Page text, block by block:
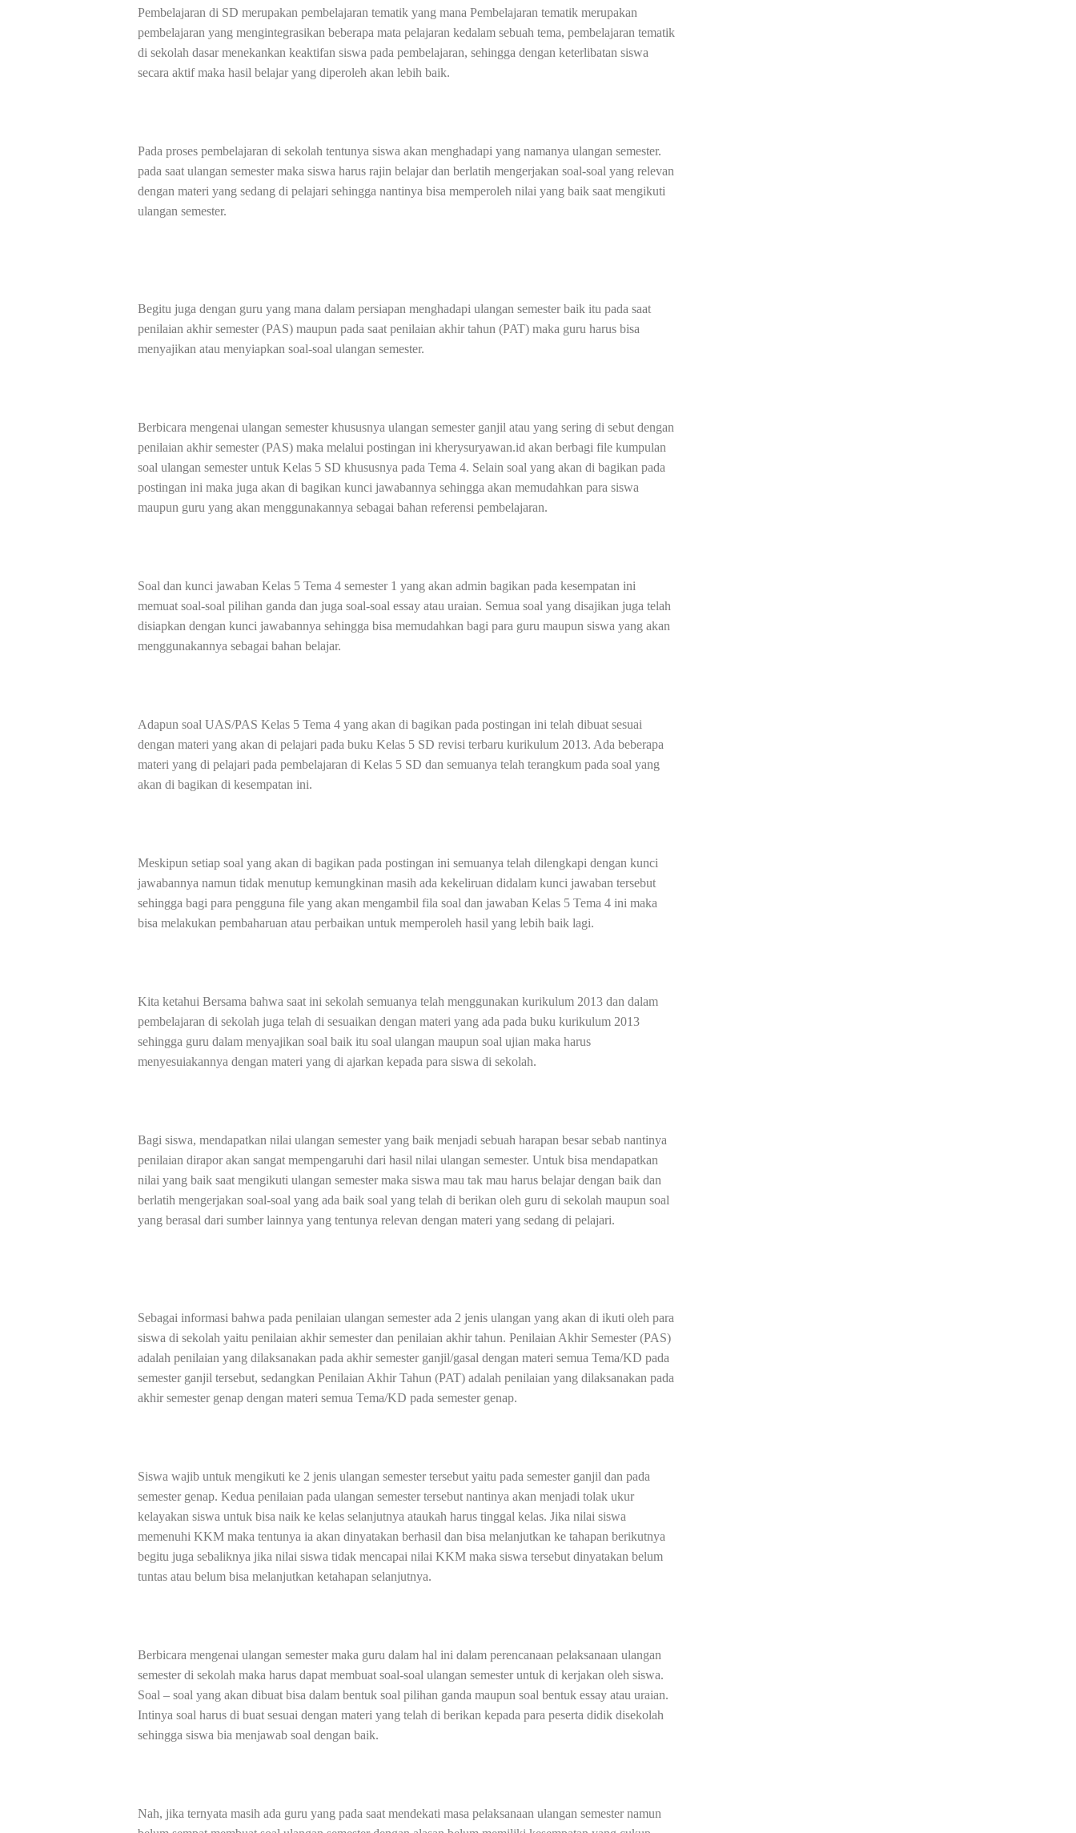
Pembelajaran di SD merupakan pembelajaran tematik yang mana Pembelajaran tematik merupakan
pembelajaran yang mengintegrasikan beberapa mata pelajaran kedalam sebuah tema, pembelajaran tematik
di sekolah dasar menekankan keaktifan siswa pada pembelajaran, sehingga dengan keterlibatan siswa
secara aktif maka hasil belajar yang diperoleh akan lebih baik.
Pada proses pembelajaran di sekolah tentunya siswa akan menghadapi yang namanya ulangan semester.
pada saat ulangan semester maka siswa harus rajin belajar dan berlatih mengerjakan soal-soal yang relevan
dengan materi yang sedang di pelajari sehingga nantinya bisa memperoleh nilai yang baik saat mengikuti
ulangan semester.
Begitu juga dengan guru yang mana dalam persiapan menghadapi ulangan semester baik itu pada saat
penilaian akhir semester (PAS) maupun pada saat penilaian akhir tahun (PAT) maka guru harus bisa
menyajikan atau menyiapkan soal-soal ulangan semester.
Berbicara mengenai ulangan semester khususnya ulangan semester ganjil atau yang sering di sebut dengan
penilaian akhir semester (PAS) maka melalui postingan ini kherysuryawan.id akan berbagi file kumpulan
soal ulangan semester untuk Kelas 5 SD khususnya pada Tema 4. Selain soal yang akan di bagikan pada
postingan ini maka juga akan di bagikan kunci jawabannya sehingga akan memudahkan para siswa
maupun guru yang akan menggunakannya sebagai bahan referensi pembelajaran.
Soal dan kunci jawaban Kelas 5 Tema 4 semester 1 yang akan admin bagikan pada kesempatan ini
memuat soal-soal pilihan ganda dan juga soal-soal essay atau uraian. Semua soal yang disajikan juga telah
disiapkan dengan kunci jawabannya sehingga bisa memudahkan bagi para guru maupun siswa yang akan
menggunakannya sebagai bahan belajar.
Adapun soal UAS/PAS Kelas 5 Tema 4 yang akan di bagikan pada postingan ini telah dibuat sesuai
dengan materi yang akan di pelajari pada buku Kelas 5 SD revisi terbaru kurikulum 2013. Ada beberapa
materi yang di pelajari pada pembelajaran di Kelas 5 SD dan semuanya telah terangkum pada soal yang
akan di bagikan di kesempatan ini.
Meskipun setiap soal yang akan di bagikan pada postingan ini semuanya telah dilengkapi dengan kunci
jawabannya namun tidak menutup kemungkinan masih ada kekeliruan didalam kunci jawaban tersebut
sehingga bagi para pengguna file yang akan mengambil fila soal dan jawaban Kelas 5 Tema 4 ini maka
bisa melakukan pembaharuan atau perbaikan untuk memperoleh hasil yang lebih baik lagi.
Kita ketahui Bersama bahwa saat ini sekolah semuanya telah menggunakan kurikulum 2013 dan dalam
pembelajaran di sekolah juga telah di sesuaikan dengan materi yang ada pada buku kurikulum 2013
sehingga guru dalam menyajikan soal baik itu soal ulangan maupun soal ujian maka harus
menyesuiakannya dengan materi yang di ajarkan kepada para siswa di sekolah.
Bagi siswa, mendapatkan nilai ulangan semester yang baik menjadi sebuah harapan besar sebab nantinya
penilaian dirapor akan sangat mempengaruhi dari hasil nilai ulangan semester. Untuk bisa mendapatkan
nilai yang baik saat mengikuti ulangan semester maka siswa mau tak mau harus belajar dengan baik dan
berlatih mengerjakan soal-soal yang ada baik soal yang telah di berikan oleh guru di sekolah maupun soal
yang berasal dari sumber lainnya yang tentunya relevan dengan materi yang sedang di pelajari.
Sebagai informasi bahwa pada penilaian ulangan semester ada 2 jenis ulangan yang akan di ikuti oleh para
siswa di sekolah yaitu penilaian akhir semester dan penilaian akhir tahun. Penilaian Akhir Semester (PAS)
adalah penilaian yang dilaksanakan pada akhir semester ganjil/gasal dengan materi semua Tema/KD pada
semester ganjil tersebut, sedangkan Penilaian Akhir Tahun (PAT) adalah penilaian yang dilaksanakan pada
akhir semester genap dengan materi semua Tema/KD pada semester genap.
Siswa wajib untuk mengikuti ke 2 jenis ulangan semester tersebut yaitu pada semester ganjil dan pada
semester genap. Kedua penilaian pada ulangan semester tersebut nantinya akan menjadi tolak ukur
kelayakan siswa untuk bisa naik ke kelas selanjutnya ataukah harus tinggal kelas. Jika nilai siswa
memenuhi KKM maka tentunya ia akan dinyatakan berhasil dan bisa melanjutkan ke tahapan berikutnya
begitu juga sebaliknya jika nilai siswa tidak mencapai nilai KKM maka siswa tersebut dinyatakan belum
tuntas atau belum bisa melanjutkan ketahapan selanjutnya.
Berbicara mengenai ulangan semester maka guru dalam hal ini dalam perencanaan pelaksanaan ulangan
semester di sekolah maka harus dapat membuat soal-soal ulangan semester untuk di kerjakan oleh siswa.
Soal – soal yang akan dibuat bisa dalam bentuk soal pilihan ganda maupun soal bentuk essay atau uraian.
Intinya soal harus di buat sesuai dengan materi yang telah di berikan kepada para peserta didik disekolah
sehingga siswa bia menjawab soal dengan baik.
Nah, jika ternyata masih ada guru yang pada saat mendekati masa pelaksanaan ulangan semester namun